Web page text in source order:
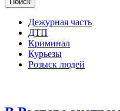
Дежурная часть
ДТП
Криминал
Курьезы
Розыск людей